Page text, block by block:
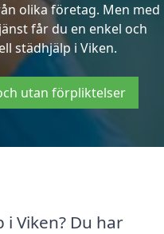
olika företag. Men med
får du en enkel och
städhjälp i Viken.
utan förpliktelser
Viken? Du har